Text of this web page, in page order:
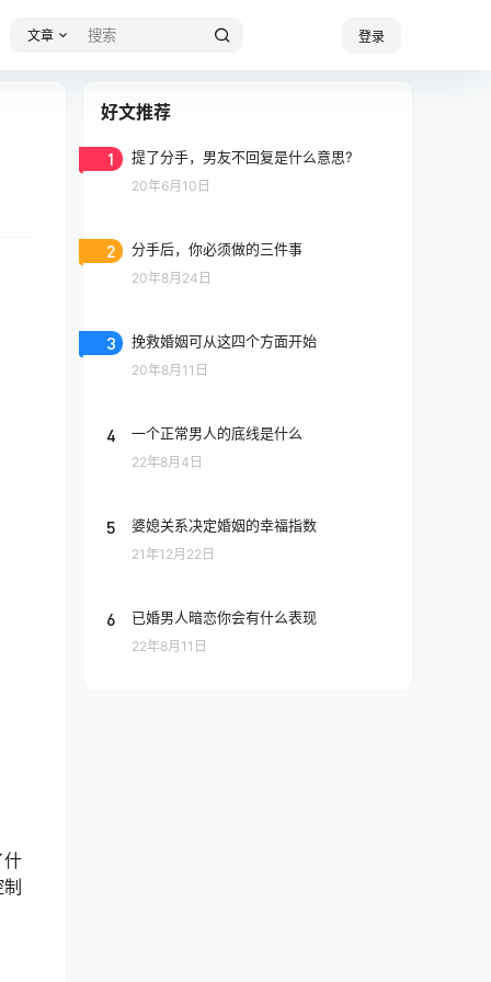
文章 登录
什
好文推荐
1 提了分手，男友不回复是什么意思?
20年6月10日
2 分手后，你必须做的三件事
20年8月24日
3 挽救婚姻可从这四个方面开始
20年8月11日
4 一个正常男人的底线是什么
22年8月4日
5 婆媳关系决定婚姻的幸福指数
21年12月22日
6 已婚男人暗恋你会有什么表现
22年8月11日